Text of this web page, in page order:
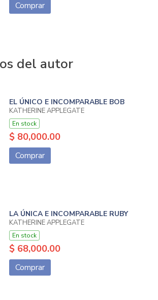
Comprar
del autor
EL ÚNICO E INCOMPARABLE BOB
KATHERINE APPLEGATE
En stock
$ 80,000.00
Comprar
LA ÚNICA E INCOMPARABLE RUBY
KATHERINE APPLEGATE
En stock
$ 68,000.00
Comprar